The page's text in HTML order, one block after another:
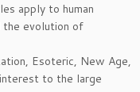
apply to human
the evolution of
Esoteric, New Age,
to the large